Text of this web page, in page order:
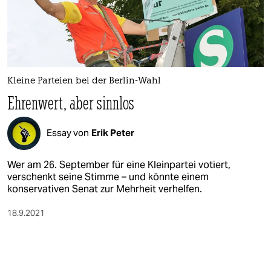
Kleine Parteien bei der Berlin-Wahl
Ehrenwert, aber sinnlos
Essay von Erik Peter
Wer am 26. September für eine Kleinpartei votiert,
verschenkt seine Stimme – und könnte einem
konservativen Senat zur Mehrheit verhelfen.
18.9.2021